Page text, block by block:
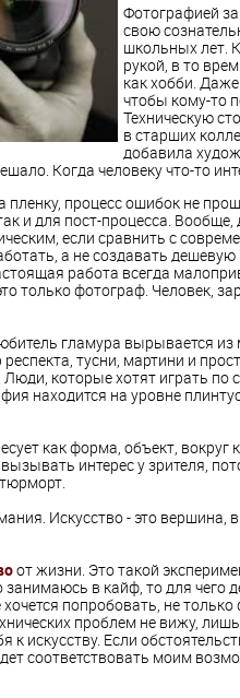
Фотографией
свою
школьных лет.
рукой, в то
как хобби.
чтобы кому-то
Техническую
в старших
добавила
Когда человеку что-то
пленку, процесс ошибок не
и для пост-процесса.
если сравнить с
а не создавать
работа всегда
только фотограф. Человек,
гламура вырывается
тусни, мартини и
которые хотят играть
находится на уровне
как форма, объект, вокруг
интерес у зрителя,
Искусство - это вершина,
от жизни. Это такой
в кайф, то для чего
хочется попробовать, не
проблем не вижу,
искусству. Если
соответствовать моим